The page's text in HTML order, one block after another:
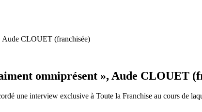
Aude CLOUET (franchisée)
omniprésent », Aude CLOUET
une interview exclusive à Toute la Franchise au cours de